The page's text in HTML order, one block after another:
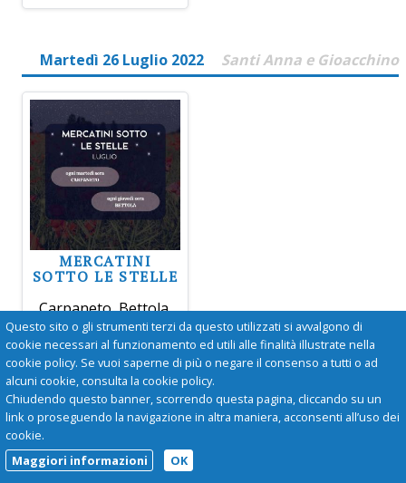
Martedì 26 Luglio 2022 Santi Anna e Gioacchino
MERCATINI
SOTTO LE STELLE
Carpaneto, Bettola.
Ogni martedì sera a
Carpaneto e ogni
giovedì sera a
Bettola, bancarelle,
musica e negozi
aperti.
Questo sito o gli strumenti terzi da questo utilizzati si avvalgono di
cookie necessari al funzionamento ed utili alle finalità illustrate nella
cookie policy. Se vuoi saperne di più o negare il consenso a tutti o ad
alcuni cookie, consulta la cookie policy.
Chiudendo questo banner, scorrendo questa pagina, cliccando su un
link o proseguendo la navigazione in altra maniera, acconsenti all’uso dei
cookie.
Maggiori informazioni
OK